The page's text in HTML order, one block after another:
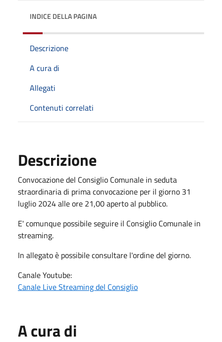
INDICE DELLA PAGINA
Descrizione
A cura di
Allegati
Contenuti correlati
Descrizione
Convocazione del Consiglio Comunale in seduta
straordinaria di prima convocazione per il giorno 31
luglio 2024 alle ore 21,00 aperto al pubblico.
E' comunque possibile seguire il Consiglio Comunale in
streaming.
In allegato è possibile consultare l'ordine del giorno.
Canale Youtube:
Canale Live Streaming del Consiglio
A cura di